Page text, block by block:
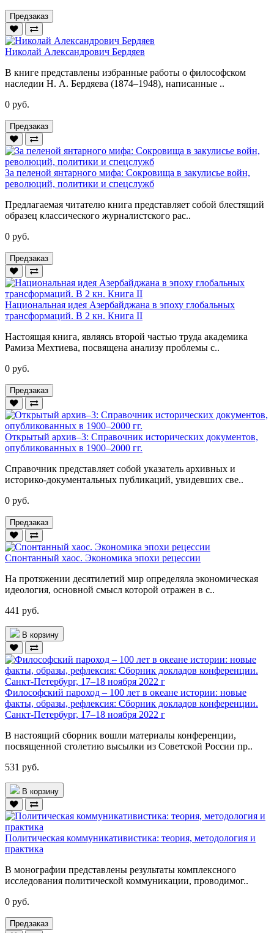
Предзаказ
Николай Александрович Бердяев
В книге представлены избранные работы о философском
наследии Н. А. Бердяева (1874–1948), написанные ..
0 руб.
Предзаказ
За пеленой янтарного мифа: Сокровища в закулисье войн,
революций, политики и спецслужб
Предлагаемая читателю книга представляет собой блестящий
образец классического журналистского рас..
0 руб.
Предзаказ
Национальная идея Азербайджана в эпоху глобальных
трансформаций. В 2 кн. Книга II
Настоящая книга, являясь второй частью труда академика
Рамиза Мехтиева, посвящена анализу проблемы с..
0 руб.
Предзаказ
Открытый архив–3: Справочник исторических документов,
опубликованных в 1900–2000 гг.
Справочник представляет собой указатель архивных и
историко-документальных публикаций, увидевших све..
0 руб.
Предзаказ
Спонтанный хаос. Экономика эпохи рецессии
На протяжении десятилетий мир определяла экономическая
идеология, основной смысл которой отражен в с..
441 руб.
В корзину
Философский пароход – 100 лет в океане истории: новые
факты, образы, рефлексия: Сборник докладов конференции.
Санкт-Петербург, 17–18 ноября 2022 г
В настоящий сборник вошли материалы конференции,
посвященной столетию высылки из Советской России пр..
531 руб.
В корзину
Политическая коммуникативистика: теория, методология и
практика
В монографии представлены результаты комплексного
исследования политической коммуникации, проводимог..
0 руб.
Предзаказ